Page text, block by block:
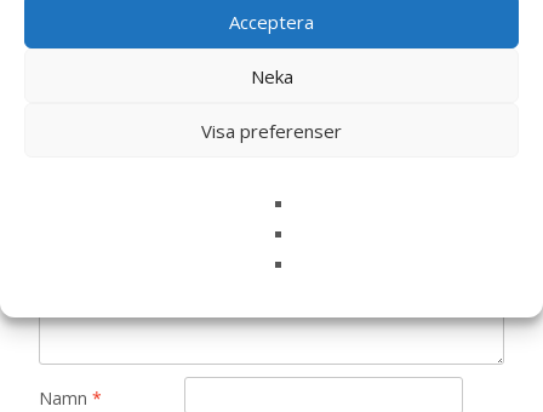
Acceptera
Neka
Visa preferenser
Bli först med att recensera ”Plocksallat
‘Catalogna’ – Fröer”
Din e-postadress kommer inte publiceras.
Namn *